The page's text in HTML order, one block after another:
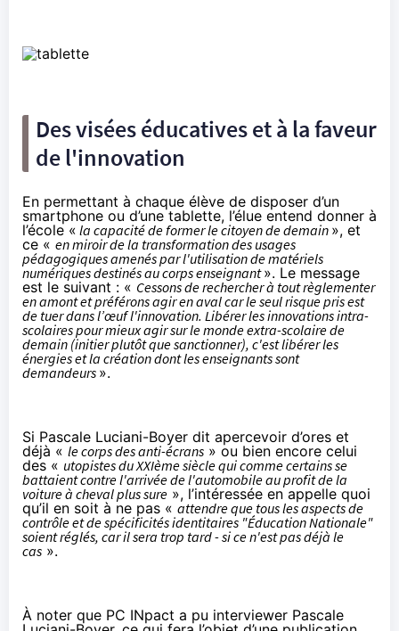
Des visées éducatives et à la faveur
de l'innovation
En permettant à chaque élève de disposer d’un
smartphone ou d’une tablette, l’élue entend donner à
l’école « la capacité de former le citoyen de demain », et
ce « en miroir de la transformation des usages
pédagogiques amenés par l'utilisation de matériels
numériques destinés au corps enseignant». Le message
est le suivant : « Cessons de rechercher à tout règlementer
en amont et préférons agir en aval car le seul risque pris est
de tuer dans l’œuf l'innovation. Libérer les innovations intra-
scolaires pour mieux agir sur le monde extra-scolaire de
demain (initier plutôt que sanctionner), c'est libérer les
énergies et la création dont les enseignants sont
demandeurs ».
Si Pascale Luciani-Boyer dit apercevoir d’ores et
déjà « le corps des anti-écrans » ou bien encore celui
des « utopistes du XXIème siècle qui comme certains se
battaient contre l'arrivée de l'automobile au profit de la
voiture à cheval plus sure », l’intéressée en appelle quoi
qu’il en soit à ne pas « attendre que tous les aspects de
contrôle et de spécificités identitaires "Éducation Nationale"
soient réglés, car il sera trop tard - si ce n'est pas déjà le
cas ».
À noter que PC INpact a pu interviewer Pascale